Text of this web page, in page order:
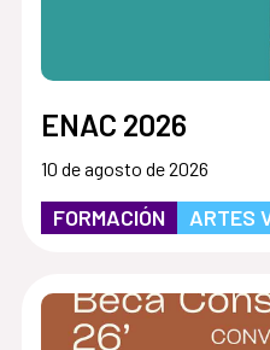
ENAC 2026
10 de agosto de 2026
FORMACIÓN ARTES